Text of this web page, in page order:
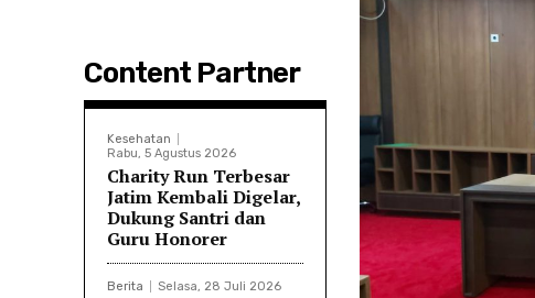
Content Partner
Kesehatan
Rabu, 5 Agustus 2026
Charity Run Terbesar
Jatim Kembali Digelar,
Dukung Santri dan
Guru Honorer
Berita Selasa, 28 Juli 2026